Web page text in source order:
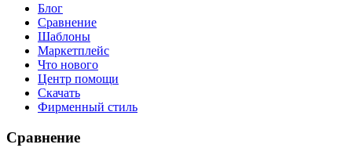
Блог
Сравнение
Шаблоны
Маркетплейс
Что нового
Центр помощи
Скачать
Фирменный стиль
Сравнение